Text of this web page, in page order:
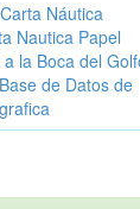
Náutica
Nautica Papel
la Boca del
de Datos de